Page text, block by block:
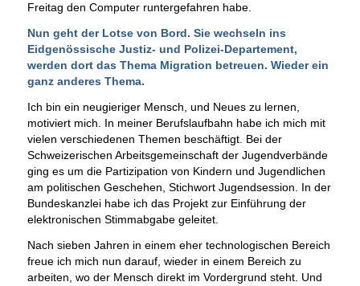
Freitag den Computer runtergefahren habe.
Nun geht der Lotse von Bord. Sie wechseln ins
Eidgenössische Justiz- und Polizei-Departement,
werden dort das Thema Migration betreuen. Wieder ein
ganz anderes Thema.
Ich bin ein neugieriger Mensch, und Neues zu lernen,
motiviert mich. In meiner Berufslaufbahn habe ich mich mit
vielen verschiedenen Themen beschäftigt. Bei der
Schweizerischen Arbeitsgemeinschaft der Jugendverbände
ging es um die Partizipation von Kindern und Jugendlichen
am politischen Geschehen, Stichwort Jugendsession. In der
Bundeskanzlei habe ich das Projekt zur Einführung der
elektronischen Stimmabgabe geleitet.
Nach sieben Jahren in einem eher technologischen Bereich
freue ich mich nun darauf, wieder in einem Bereich zu
arbeiten, wo der Mensch direkt im Vordergrund steht. Und